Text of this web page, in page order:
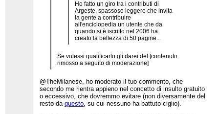
Ho fatto un giro tra i contributi di
Argeste, spassoso leggere che invita
la gente a contribuire
all'enciclopedia un utente che da
quando si è iscritto nel 2006 ha
creato la bellezza di 50 pagine...
Se volessi qualificarlo gli darei del [contenuto
rimosso a seguito di moderazione]
@TheMilanese, ho moderato il tuo commento, che
secondo me rientra appieno nel concetto di insulto gratuito
o eccessivo, che dovremmo evitare (non diversamente del
resto daquesto, su cui nessuno ha battuto ciglio).